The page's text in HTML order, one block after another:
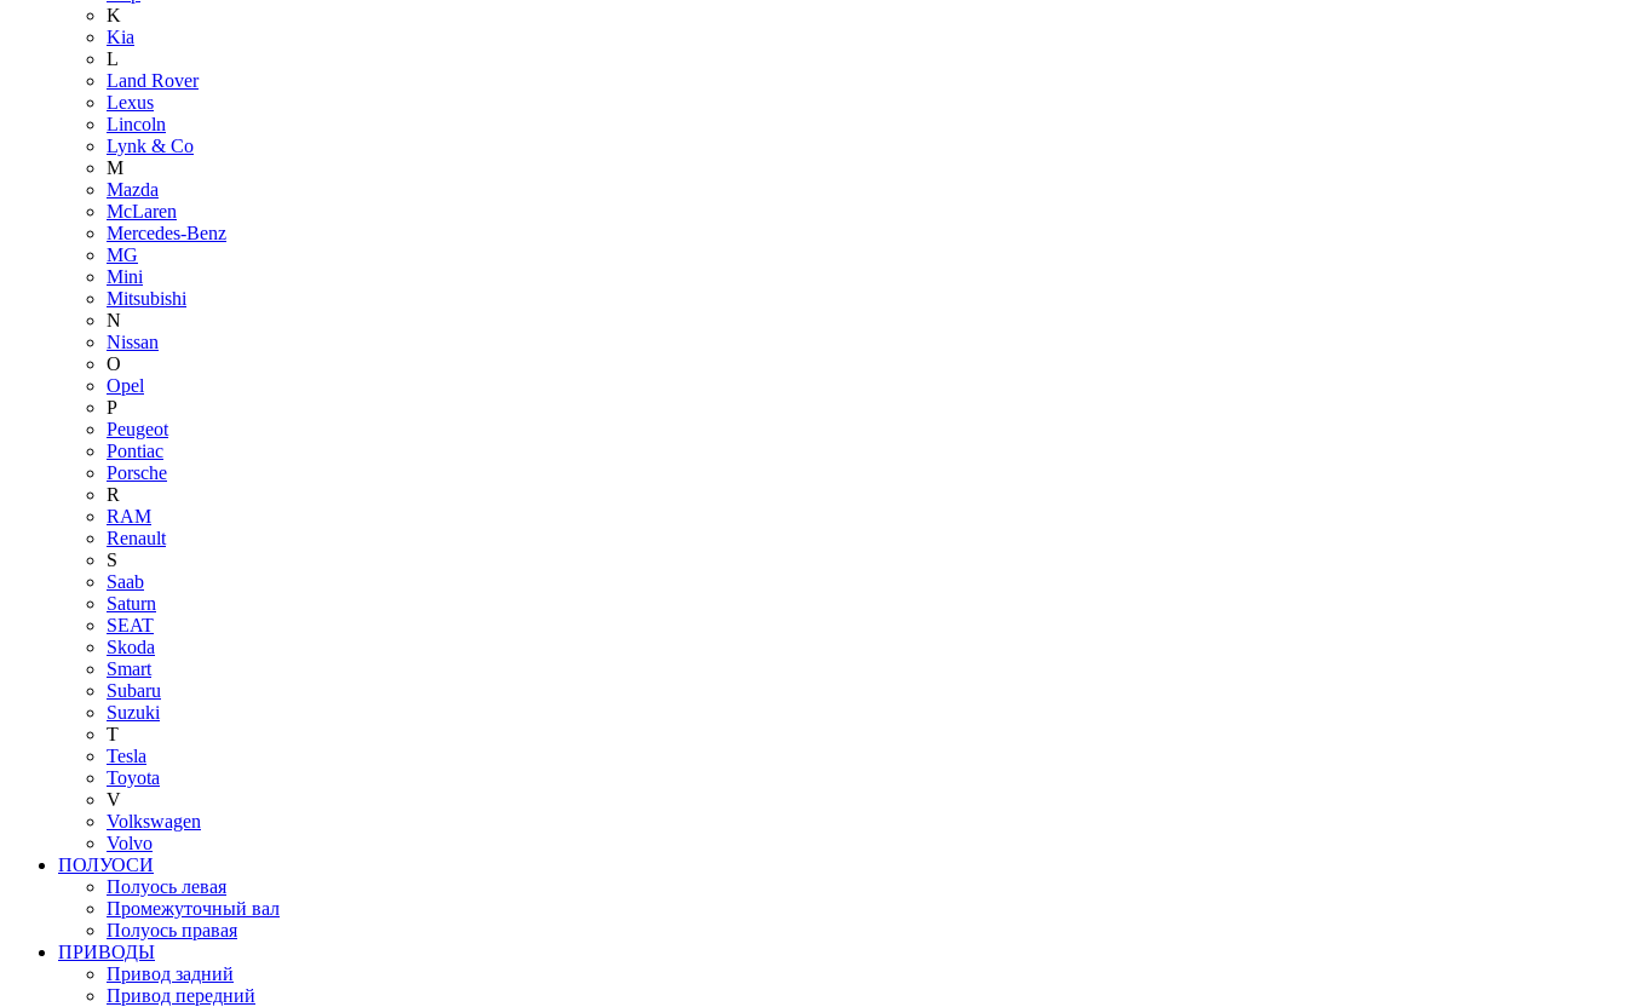
K
Kia
L
Land Rover
Lexus
Lincoln
Lynk & Co
M
Mazda
McLaren
Mercedes-Benz
MG
Mini
Mitsubishi
N
Nissan
O
Opel
P
Peugeot
Pontiac
Porsche
R
RAM
Renault
S
Saab
Saturn
SEAT
Skoda
Smart
Subaru
Suzuki
T
Tesla
Toyota
V
Volkswagen
Volvo
ПОЛУОСИ
Полуось левая
Промежуточный вал
Полуось правая
ПРИВОДЫ
Привод задний
Привод передний